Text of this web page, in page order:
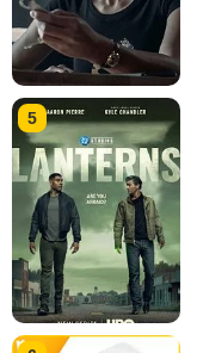
5